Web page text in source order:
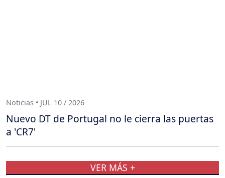
Noticias • JUL 10 / 2026
Nuevo DT de Portugal no le cierra las puertas
a 'CR7'
VER MÁS +